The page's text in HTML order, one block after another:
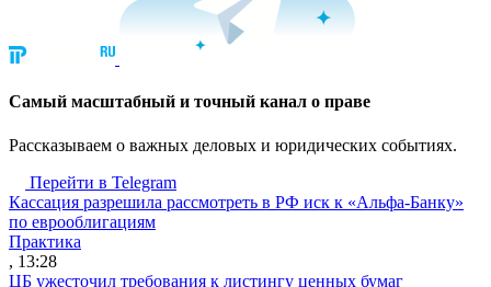
Cамый масштабный и точный канал о праве
Рассказываем о важных деловых и юридических событиях.
Перейти в Telegram
Кассация разрешила рассмотреть в РФ иск к «Альфа-Банку»
по еврооблигациям
Практика
, 13:28
ЦБ ужесточил требования к листингу ценных бумаг